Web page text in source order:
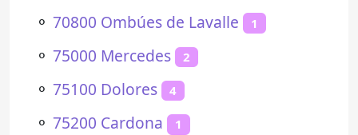
⚬ 70800 Ombúes de Lavalle 1
⚬ 75000 Mercedes 2
⚬ 75100 Dolores 4
⚬ 75200 Cardona 1